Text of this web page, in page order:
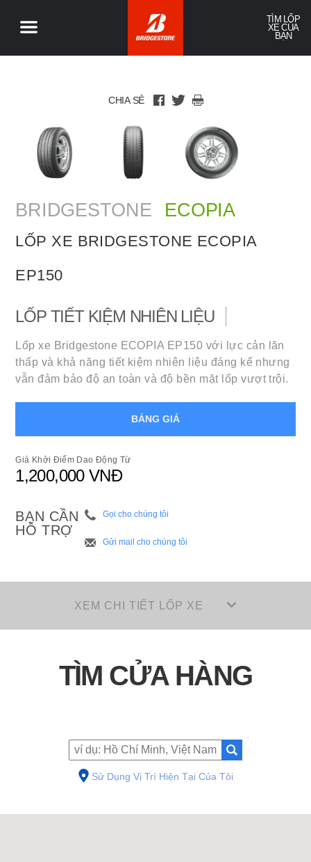
TÌM LỐP
XE CỦA
BẠN
CHIA SẺ
BRIDGESTONE ECOPIA
LỐP XE BRIDGESTONE ECOPIA
EP150
LỐP TIẾT KIỆM NHIÊN LIỆU
Lốp xe Bridgestone ECOPIA EP150 với lực cản lăn
thấp và khả năng tiết kiệm nhiên liệu đáng kể nhưng
vẫn đảm bảo độ an toàn và độ bền mặt lốp vượt trội.
BẢNG GIÁ
Giá Khởi Điểm Dao Động Từ
1,200,000 VNĐ
BẠN CẦN
HỖ TRỢ
Gọi cho chúng tôi
Gửi mail cho chúng tôi
XEM CHI TIẾT LỐP XE
TÌM CỬA HÀNG
Sử Dụng Vị Trí Hiện Tại Của Tôi